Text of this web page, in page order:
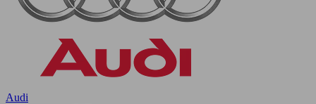
Audi